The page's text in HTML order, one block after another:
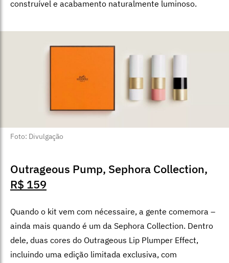
construível e acabamento naturalmente luminoso.
Foto: Divulgação
Outrageous Pump, Sephora Collection,
R$ 159
Quando o kit vem com nécessaire, a gente comemora –
ainda mais quando é um da Sephora Collection. Dentro
dele, duas cores do Outrageous Lip Plumper Effect,
incluindo uma edição limitada exclusiva, com